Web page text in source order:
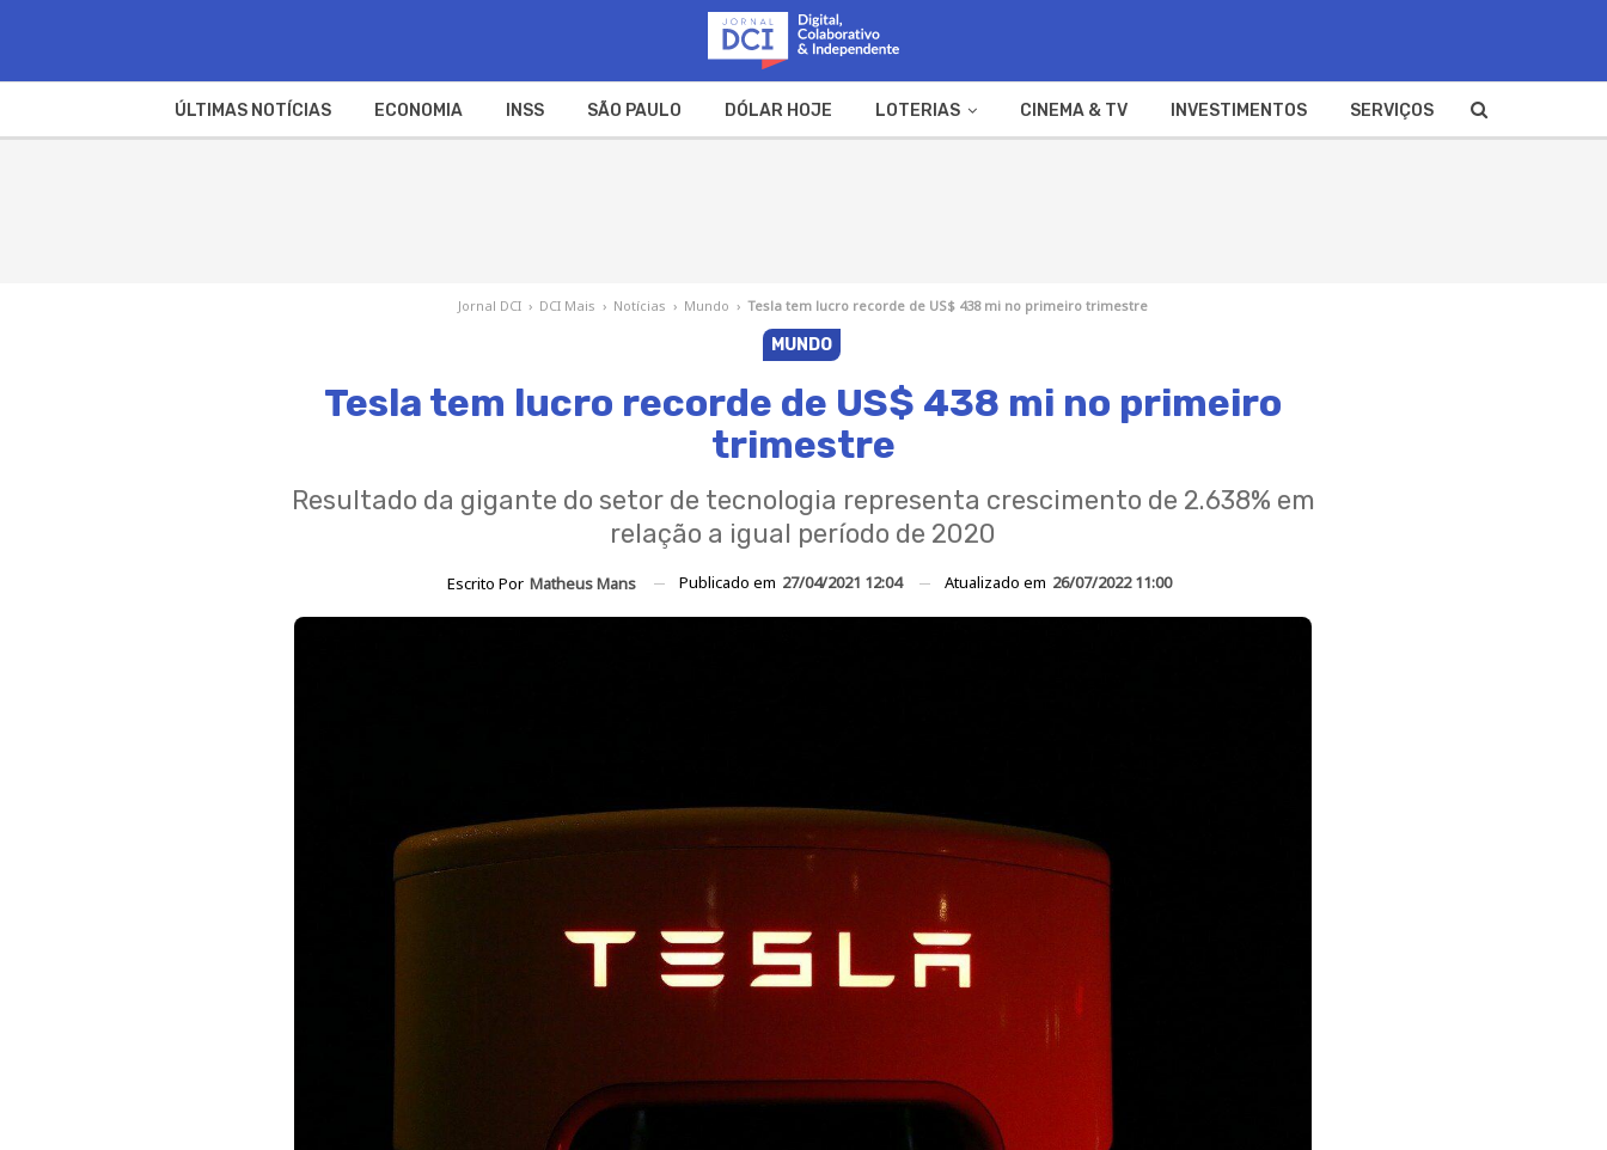
ÚLTIMAS NOTÍCIAS ECONOMIA INSS SÃO PAULO DÓLAR HOJE LOTERIAS CINEMA & TV INVESTIMENTOS SERVIÇOS
Jornal DCI › DCI Mais › Notícias › Mundo › Tesla tem lucro recorde de US$ 438 mi no primeiro trimestre
MUNDO
Tesla tem lucro recorde de US$ 438 mi no primeiro
trimestre
Resultado da gigante do setor de tecnologia representa crescimento de 2.638% em
relação a igual período de 2020
Escrito Por Matheus Mans Publicado em 27/04/2021 12:04 Atualizado em 26/07/2022 11:00